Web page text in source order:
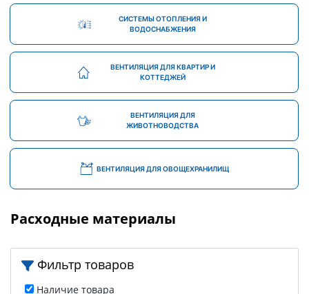
СИСТЕМЫ ОТОПЛЕНИЯ И
ВОДОСНАБЖЕНИЯ
ВЕНТИЛЯЦИЯ ДЛЯ КВАРТИР И
КОТТЕДЖЕЙ
ВЕНТИЛЯЦИЯ ДЛЯ
ЖИВОТНОВОДСТВА
ВЕНТИЛЯЦИЯ ДЛЯ ОВОЩЕХРАНИЛИЩ
Расходные материалы
Фильтр товаров
Наличие товара